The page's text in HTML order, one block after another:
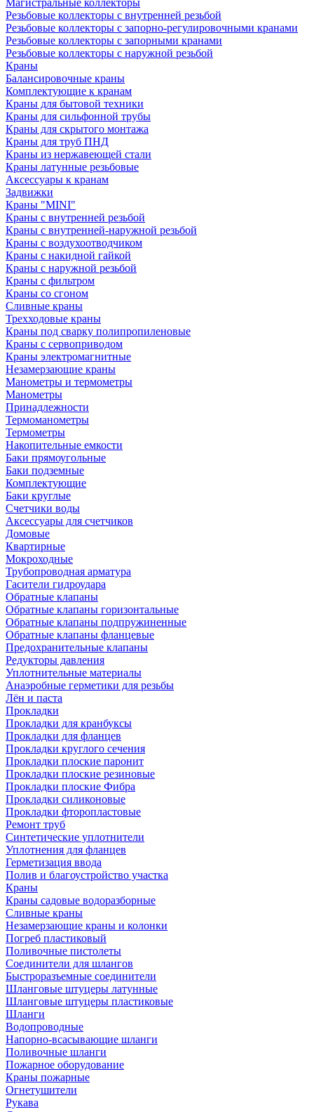
Резьбовые коллекторы с внутренней резьбой
Резьбовые коллекторы с запорно-регулировочными кранами
Резьбовые коллекторы с запорными кранами
Резьбовые коллекторы с наружной резьбой
Краны
Балансировочные краны
Комплектующие к кранам
Краны для бытовой техники
Краны для сильфонной трубы
Краны для скрытого монтажа
Краны для труб ПНД
Краны из нержавеющей стали
Краны латунные резьбовые
Аксессуары к кранам
Задвижки
Краны "MINI"
Краны с внутренней резьбой
Краны с внутренней-наружной резьбой
Краны с воздухоотводчиком
Краны с накидной гайкой
Краны с наружной резьбой
Краны с фильтром
Краны со сгоном
Сливные краны
Трехходовые краны
Краны под сварку полипропиленовые
Краны с сервоприводом
Краны электромагнитные
Незамерзающие краны
Манометры и термометры
Манометры
Принадлежности
Термоманометры
Термометры
Накопительные емкости
Баки прямоугольные
Баки подземные
Комплектующие
Баки круглые
Счетчики воды
Аксессуары для счетчиков
Домовые
Квартирные
Мокроходные
Трубопроводная арматура
Гасители гидроудара
Обратные клапаны
Обратные клапаны горизонтальные
Обратные клапаны подпружиненные
Обратные клапаны фланцевые
Предохранительные клапаны
Редукторы давления
Уплотнительные материалы
Анаэробные герметики для резьбы
Лён и паста
Прокладки
Прокладки для кранбуксы
Прокладки для фланцев
Прокладки круглого сечения
Прокладки плоские паронит
Прокладки плоские резиновые
Прокладки плоские Фибра
Прокладки силиконовые
Прокладки фторопластовые
Ремонт труб
Синтетические уплотнители
Уплотнения для фланцев
Герметизация ввода
Полив и благоустройство участка
Краны
Краны садовые водоразборные
Сливные краны
Незамерзающие краны и колонки
Погреб пластиковый
Поливочные пистолеты
Соединители для шлангов
Быстроразъемные соединители
Шланговые штуцеры латунные
Шланговые штуцеры пластиковые
Шланги
Водопроводные
Напорно-всасывающие шланги
Поливочные шланги
Пожарное оборудование
Краны пожарные
Огнетушители
Рукава